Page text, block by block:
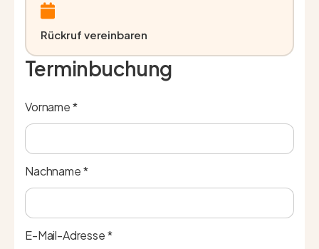
Rückruf vereinbaren
Terminbuchung
Vorname *
Nachname *
E-Mail-Adresse *